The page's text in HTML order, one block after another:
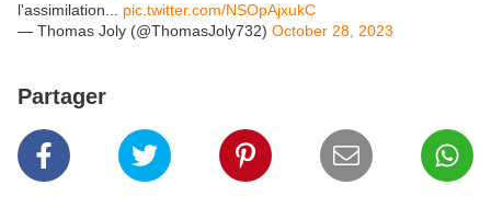
l'assimilation... pic.twitter.com/NSOpAjxukC
— Thomas Joly (@ThomasJoly732) October 28, 2023
Partager